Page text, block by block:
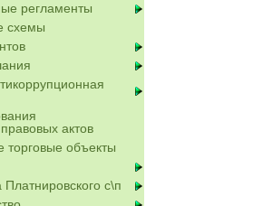
регламенты
схемы
актов
торговые объекты
с\п